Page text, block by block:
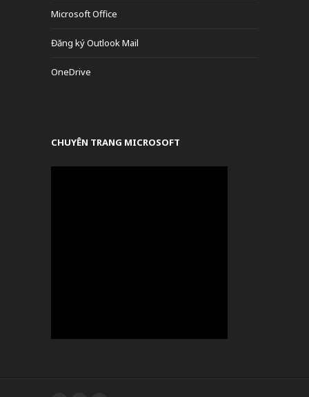
Microsoft Office
Đăng ký Outlook Mail
OneDrive
CHUYÊN TRANG MICROSOFT